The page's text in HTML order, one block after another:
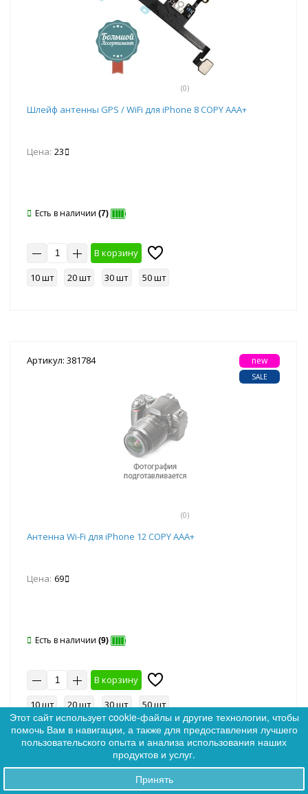
0
(0)
Шлейф антенны GPS / WiFi для iPhone 8 COPY AAA+
Цена: 23
Есть в наличии (7)
В корзину
10 шт
20 шт 30 шт 50 шт
Артикул: 381784
(0)
new
SALE
Антенна Wi-Fi для iPhone 12 COPY AAA+
Цена: 69
Есть в наличии (9)
В корзину
10 шт
20 шт 30 шт 50 шт
Артикул: 381791 Ликвидация
Этот сайт использует cookie-файлы и другие технологии, чтобы
помочь Вам в навигации, а также для предоставления лучшего
пользовательского опыта и анализа использования наших
продуктов и услуг.
Принять